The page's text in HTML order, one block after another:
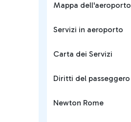
Mappa dell'aeroporto
Servizi in aeroporto
Carta dei Servizi
Diritti del passeggero
Newton Rome